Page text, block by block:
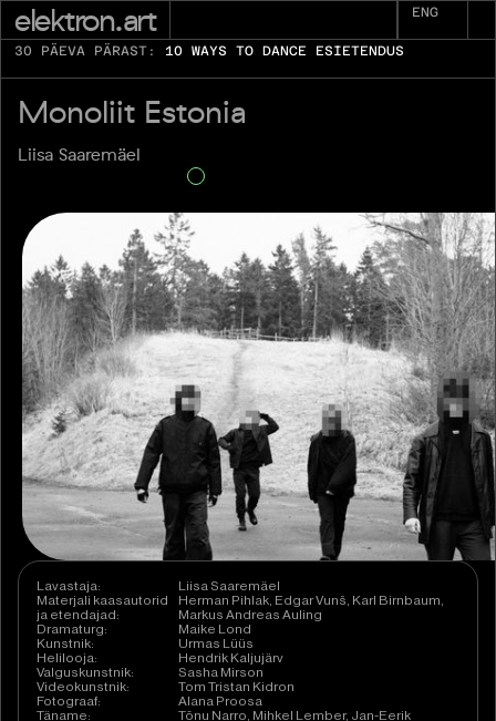
elektron.art ENG
30 PÄEVA PÄRAST: 10 WAYS TO DANCE ESIETENDUS
Monoliit Estonia
Liisa Saaremäel
Lavastaja:
Liisa Saaremäel
Materjali kaasautorid
ja etendajad:
Herman Pihlak, Edgar Vunš, Karl Birnbaum,
Markus Andreas Auling
Dramaturg:
Maike Lond
Kunstnik:
Urmas Lüüs
Helilooja:
Hendrik Kaljujärv
Valguskunstnik:
Sasha Mirson
Videokunstnik:
Tom Tristan Kidron
Fotograaf:
Alana Proosa
Täname:
Tõnu Narro, Mihkel Lember, Jan-Eerik